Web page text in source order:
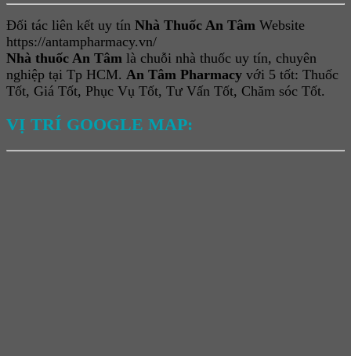
Đối tác liên kết uy tín Nhà Thuốc An Tâm Website
https://antampharmacy.vn/
Nhà thuốc An Tâm là chuỗi nhà thuốc uy tín, chuyên
nghiệp tại Tp HCM. An Tâm Pharmacy với 5 tốt: Thuốc
Tốt, Giá Tốt, Phục Vụ Tốt, Tư Vấn Tốt, Chăm sóc Tốt.
VỊ TRÍ GOOGLE MAP: